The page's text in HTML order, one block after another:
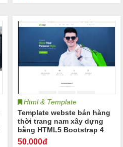
Html & Template
Template webste bán hàng
thời trang nam xây dựng
bằng HTML5 Bootstrap 4
50.000đ